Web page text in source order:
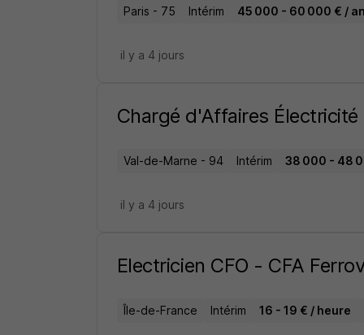
Paris - 75 Intérim 45 000 - 60 000 € / an
il y a 4 jours
Chargé d'Affaires Électricité
Val-de-Marne - 94 Intérim 38 000 - 48
il y a 4 jours
Electricien CFO - CFA
Île-de-France Intérim 16 - 19 € / heure